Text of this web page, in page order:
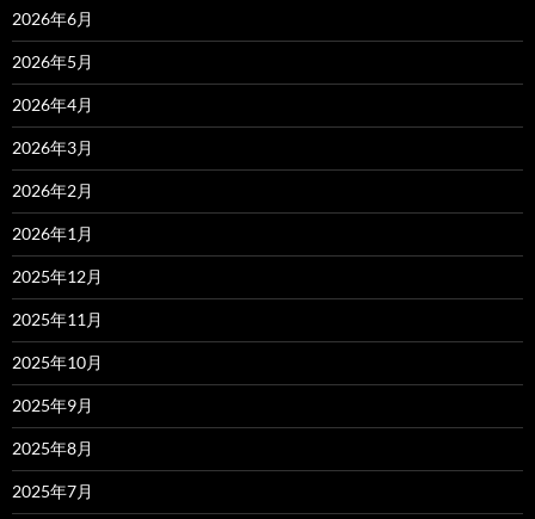
2026年6月
2026年5月
2026年4月
2026年3月
2026年2月
2026年1月
2025年12月
2025年11月
2025年10月
2025年9月
2025年8月
2025年7月